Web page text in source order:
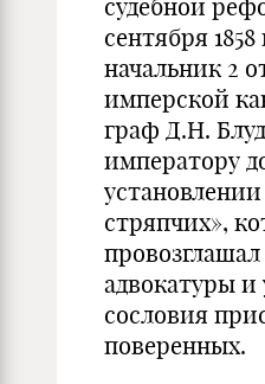
судебной
сентября 1858
начальник 2
имперской
граф Д.Н.
императору
стряпчих»,
адвокатуры
сословия
поверенных.